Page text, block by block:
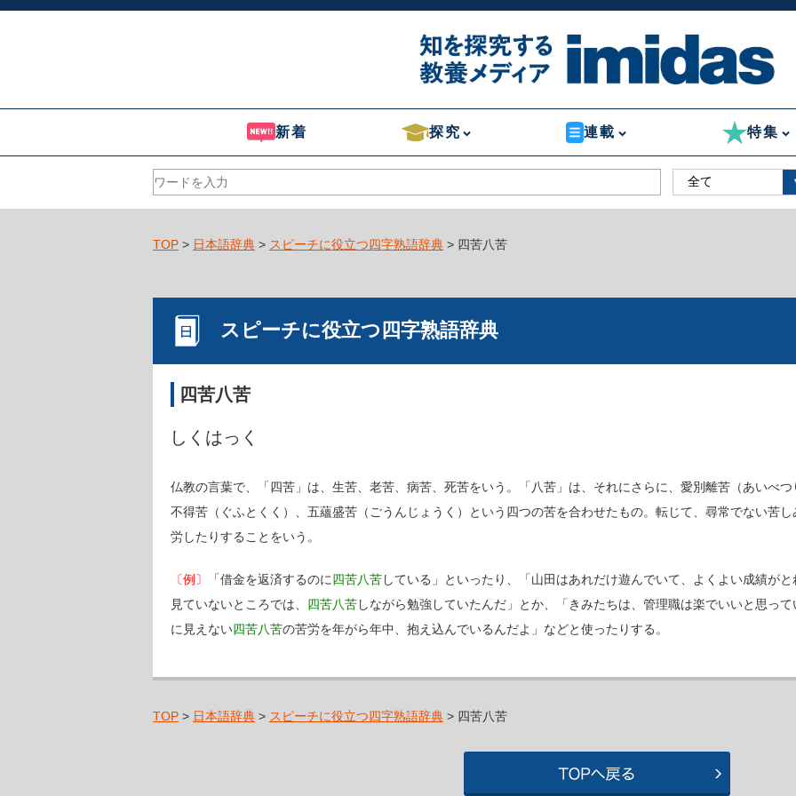
新着 探究 連載 特集
TOP > 日本語辞典 > スピーチに役立つ四字熟語辞典 > 四苦八苦
スピーチに役立つ四字熟語辞典
四苦八苦
しくはっく
仏教の言葉で、「四苦」は、生苦、老苦、病苦、死苦をいう。「八苦」は、それにさらに、愛別離苦（あいべ
不得苦（ぐふとくく）、五蘊盛苦（ごうんじょうく）という四つの苦を合わせたもの。転じて、尋常でない苦
労したりすることをいう。
〔例〕 「借金を返済するのに四苦八苦している」といったり、「山田はあれだけ遊んでいて、よくよい成績が
見ていないところでは、 四苦八苦しながら勉強していたんだ」とか、「きみたちは、管理職は楽でいいと思っ
に見えない四苦八苦の苦労を年がら年中、抱え込んでいるんだよ」などと使ったりする。
TOP > 日本語辞典 > スピーチに役立つ四字熟語辞典 > 四苦八苦